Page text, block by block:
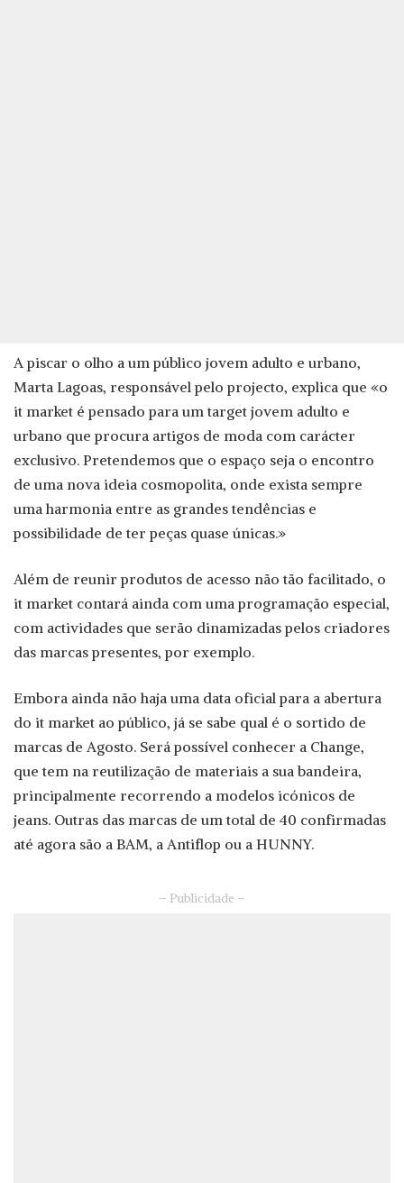
A piscar o olho a um público jovem adulto e urbano,
Marta Lagoas, responsável pelo projecto, explica que «o
it market é pensado para um target jovem adulto e
urbano que procura artigos de moda com carácter
exclusivo. Pretendemos que o espaço seja o encontro
de uma nova ideia cosmopolita, onde exista sempre
uma harmonia entre as grandes tendências e
possibilidade de ter peças quase únicas.»
Além de reunir produtos de acesso não tão facilitado, o
it market contará ainda com uma programação especial,
com actividades que serão dinamizadas pelos criadores
das marcas presentes, por exemplo.
Embora ainda não haja uma data oficial para a abertura
do it market ao público, já se sabe qual é o sortido de
marcas de Agosto. Será possível conhecer a Change,
que tem na reutilização de materiais a sua bandeira,
principalmente recorrendo a modelos icónicos de
jeans. Outras das marcas de um total de 40 confirmadas
até agora são a BAM, a Antiflop ou a HUNNY.
– Publicidade –